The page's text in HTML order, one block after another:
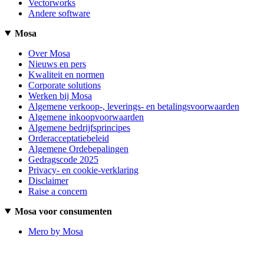
Vectorworks
Andere software
Mosa
Over Mosa
Nieuws en pers
Kwaliteit en normen
Corporate solutions
Werken bij Mosa
Algemene verkoop-, leverings- en betalingsvoorwaarden
Algemene inkoopvoorwaarden
Algemene bedrijfsprincipes
Orderacceptatiebeleid
Algemene Ordebepalingen
Gedragscode 2025
Privacy- en cookie-verklaring
Disclaimer
Raise a concern
Mosa voor consumenten
Mero by Mosa